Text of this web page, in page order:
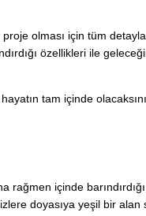
olması için tüm
özellikleri ile
tam içinde
rağmen içinde
doyasıya yeşil bir alan